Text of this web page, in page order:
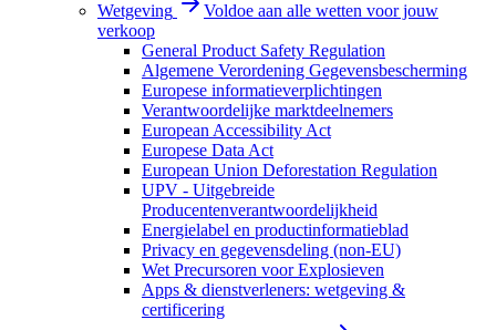
Wetgeving
Voldoe aan alle wetten voor jouw
verkoop
General Product Safety Regulation
Algemene Verordening Gegevensbescherming
Europese informatieverplichtingen
Verantwoordelijke marktdeelnemers
European Accessibility Act
Europese Data Act
European Union Deforestation Regulation
UPV - Uitgebreide
Producentenverantwoordelijkheid
Energielabel en productinformatieblad
Privacy en gegevensdeling (non-EU)
Wet Precursoren voor Explosieven
Apps & dienstverleners: wetgeving &
certificering